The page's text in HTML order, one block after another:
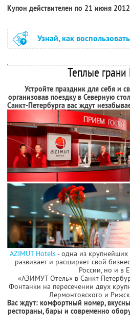
Купон действителен по 21 июня
Узнай, как
Теплые грани
Устройте праздник для себя и
организовав поездку в Северную
Санкт-Петербурга вас ждут
AZIMUT Hotels- одна из крупнейших
развивает и расширяет свой
России, но и в
«АЗИМУТ Отель» в Санкт-
Фонтанки на пересечении двух
Лермонтовского и
Вас ждут: комфортный номер,
рестораны, бары и современно